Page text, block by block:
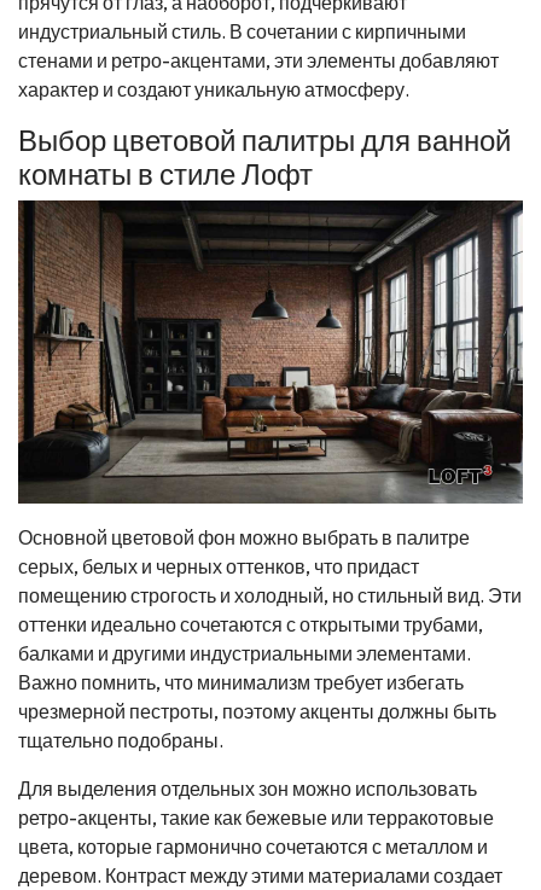
индустриальный стиль. В сочетании с кирпичными
стенами и ретро-акцентами, эти элементы добавляют
характер и создают уникальную атмосферу.
Выбор цветовой палитры для ванной
комнаты в стиле Лофт
Основной цветовой фон можно выбрать в палитре
серых, белых и черных оттенков, что придаст
помещению строгость и холодный, но стильный вид. Эти
оттенки идеально сочетаются с открытыми трубами,
балками и другими индустриальными элементами.
Важно помнить, что минимализм требует избегать
чрезмерной пестроты, поэтому акценты должны быть
тщательно подобраны.
Для выделения отдельных зон можно использовать
ретро-акценты, такие как бежевые или терракотовые
цвета, которые гармонично сочетаются с металлом и
деревом. Контраст между этими материалами создает